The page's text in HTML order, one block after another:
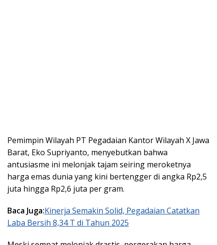
Pemimpin Wilayah PT Pegadaian Kantor Wilayah X Jawa
Barat, Eko Supriyanto, menyebutkan bahwa
antusiasme ini melonjak tajam seiring meroketnya
harga emas dunia yang kini bertengger di angka Rp2,5
juta hingga Rp2,6 juta per gram.
Baca Juga:Kinerja Semakin Solid, Pegadaian Catatkan
Laba Bersih 8,34 T di Tahun 2025